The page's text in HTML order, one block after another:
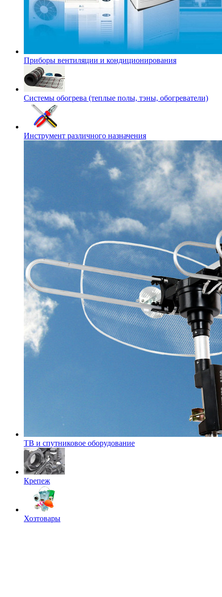
Приборы вентиляции и кондиционирования
Системы обогрева (теплые полы, тэны, обогреватели)
Инструмент различного назначения
ТВ и спутниковое оборудование
Крепеж
Хозтовары